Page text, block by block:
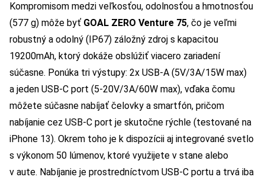
Kompromisom medzi veľkosťou, odolnosťou a hmotnosťou
(577 g) môže byť GOAL ZERO Venture 75, čo je veľmi
robustný a odolný (IP67) záložný zdroj s kapacitou
19200mAh, ktorý dokáže obslúžiť viacero zariadení
súčasne. Ponúka tri výstupy: 2x USB-A (5V/3A/15W max)
a jeden USB-C port (5-20V/3A/60W max), vďaka čomu
môžete súčasne nabíjať čelovky a smartfón, pričom
nabíjanie cez USB-C port je skutočne rýchle (testované na
iPhone 13). Okrem toho je k dispozícii aj integrované svetlo
s výkonom 50 lúmenov, ktoré využijete v stane alebo
v aute. Nabíjanie je prostredníctvom USB-C portu a trvá iba